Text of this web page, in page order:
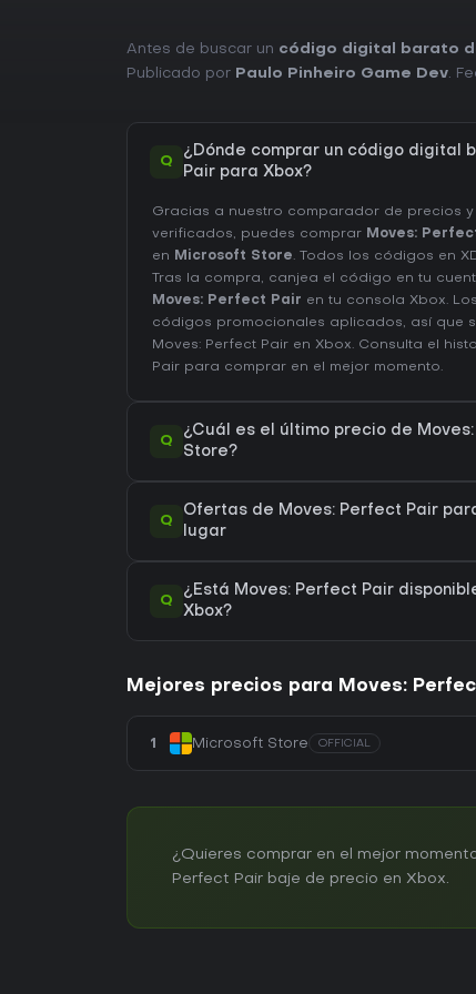
Antes de buscar un código digital barato
Publicado por Paulo Pinheiro Game Dev.
Q
¿Dónde comprar un código digital
Pair para Xbox?
Gracias a nuestro comparador de precios
verificados, puedes comprar Moves:
en Microsoft Store. Todos los códigos en
Tras la compra, canjea el código en tu
Moves: Perfect Pair en tu consola Xbox.
códigos promocionales aplicados, así que
Moves: Perfect Pair en Xbox. Consulta el
Pair para comprar en el mejor momento.
Q
¿Cuál es el último precio de
Store?
Q
Ofertas de Moves: Perfect Pair
lugar
Q
¿Está Moves: Perfect Pair
Xbox?
Mejores precios para Moves:
1 Microsoft Store OFFICIAL
¿Quieres comprar en el mejor
Perfect Pair baje de precio en Xbox.